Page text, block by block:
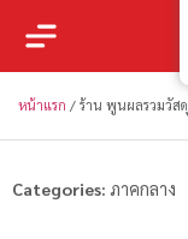
หน้าแรก / ร้าน พูนผลรวมวัสดุ
Categories: ภาคกลาง